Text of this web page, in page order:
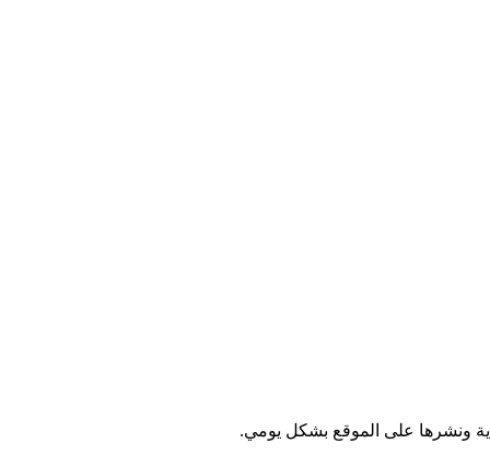
ونشرها على الموقع بشكل يومي.